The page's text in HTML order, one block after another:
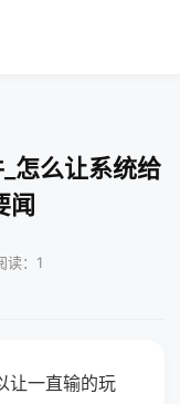
怎么让系统给
闻
读：1
让一直输的玩